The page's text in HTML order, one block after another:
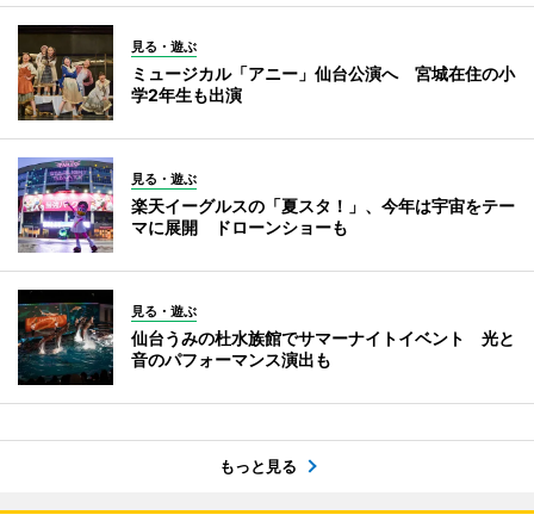
見る・遊ぶ
ミュージカル「アニー」仙台公演へ 宮城在住の小
学2年生も出演
見る・遊ぶ
楽天イーグルスの「夏スタ！」、今年は宇宙をテー
マに展開 ドローンショーも
見る・遊ぶ
仙台うみの杜水族館でサマーナイトイベント 光と
音のパフォーマンス演出も
もっと見る